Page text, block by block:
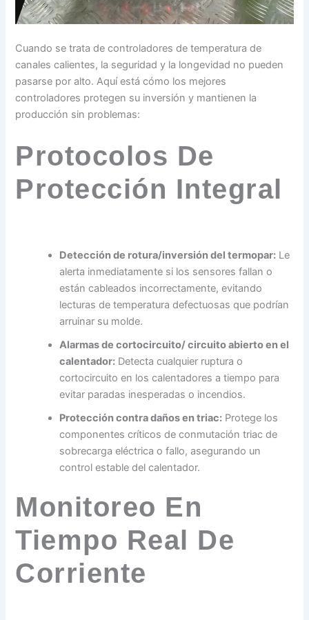
Cuando se trata de controladores de temperatura de
canales calientes, la seguridad y la longevidad no pueden
pasarse por alto. Aquí está cómo los mejores
controladores protegen su inversión y mantienen la
producción sin problemas:
Protocolos De
Protección Integral
Detección de rotura/inversión del termopar: Le
alerta inmediatamente si los sensores fallan o
están cableados incorrectamente, evitando
lecturas de temperatura defectuosas que podrían
arruinar su molde.
Alarmas de cortocircuito/ circuito abierto en el
calentador: Detecta cualquier ruptura o
cortocircuito en los calentadores a tiempo para
evitar paradas inesperadas o incendios.
Protección contra daños en triac: Protege los
componentes críticos de conmutación triac de
sobrecarga eléctrica o fallo, asegurando un
control estable del calentador.
Monitoreo En
Tiempo Real De
Corriente